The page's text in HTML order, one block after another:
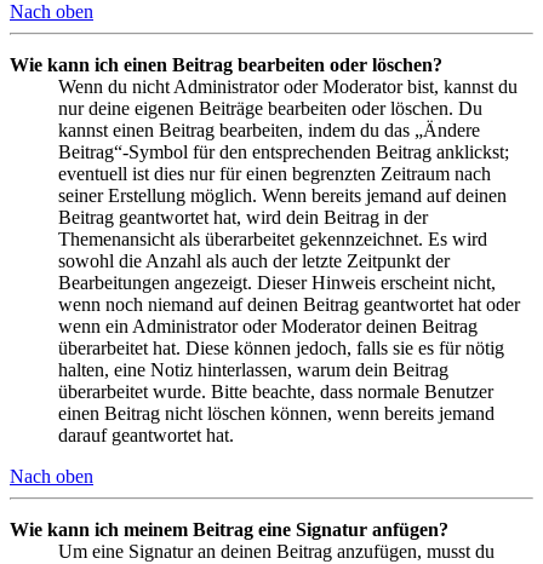
Nach oben
Wie kann ich einen Beitrag bearbeiten oder löschen?
Wenn du nicht Administrator oder Moderator bist, kannst du
nur deine eigenen Beiträge bearbeiten oder löschen. Du
kannst einen Beitrag bearbeiten, indem du das „Ändere
Beitrag“-Symbol für den entsprechenden Beitrag anklickst;
eventuell ist dies nur für einen begrenzten Zeitraum nach
seiner Erstellung möglich. Wenn bereits jemand auf deinen
Beitrag geantwortet hat, wird dein Beitrag in der
Themenansicht als überarbeitet gekennzeichnet. Es wird
sowohl die Anzahl als auch der letzte Zeitpunkt der
Bearbeitungen angezeigt. Dieser Hinweis erscheint nicht,
wenn noch niemand auf deinen Beitrag geantwortet hat oder
wenn ein Administrator oder Moderator deinen Beitrag
überarbeitet hat. Diese können jedoch, falls sie es für nötig
halten, eine Notiz hinterlassen, warum dein Beitrag
überarbeitet wurde. Bitte beachte, dass normale Benutzer
einen Beitrag nicht löschen können, wenn bereits jemand
darauf geantwortet hat.
Nach oben
Wie kann ich meinem Beitrag eine Signatur anfügen?
Um eine Signatur an deinen Beitrag anzufügen, musst du